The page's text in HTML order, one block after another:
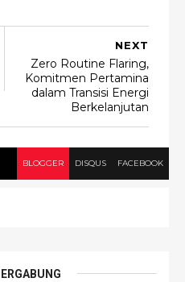
NEXT
Zero Routine Flaring,
Komitmen Pertamina
dalam Transisi Energi
Berkelanjutan
BLOGGER DISQUS FACEBOOK